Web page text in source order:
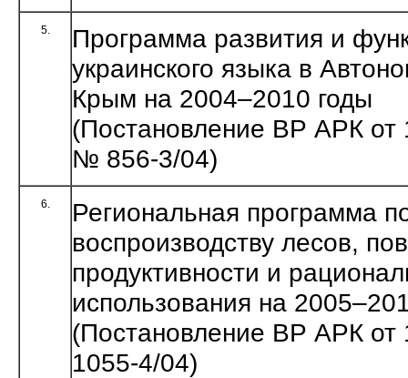
5.
Программа развития и
украинского языка в
Крым на 2004–2010 годы
(Постановление ВР АРК от
№ 856-3/04)
6.
Региональная программа
воспроизводству лесов,
продуктивности и
использования на
(Постановление ВР АРК
1055-4/04)